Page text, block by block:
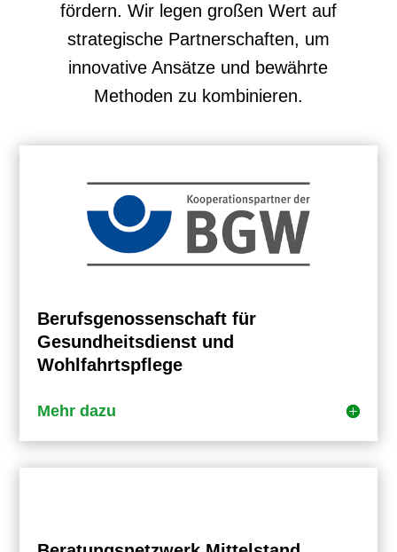
fördern. Wir legen großen Wert auf
strategische Partnerschaften, um
innovative Ansätze und bewährte
Methoden zu kombinieren.
Berufsgenossenschaft für
Gesundheitsdienst und
Wohlfahrtspflege
Mehr dazu